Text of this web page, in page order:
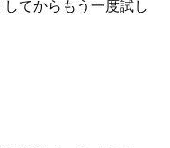
ームがあり、ベッド
用バスルームがあり
ります。 3 つ目の
シャワーがあり、設
てからもう一度試し